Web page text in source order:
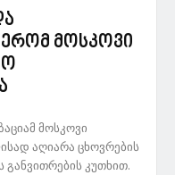
მოსკოვი
მოსკოვი
აღიარა ცხოვრების
კუთხით.